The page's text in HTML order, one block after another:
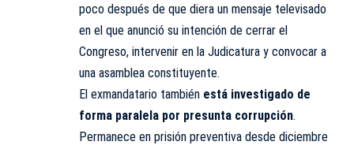
poco después de que diera un mensaje televisado
en el que anunció su intención de cerrar el
Congreso, intervenir en la Judicatura y convocar a
una asamblea constituyente.
El exmandatario también está investigado de
forma paralela por presunta corrupción.
Permanece en prisión preventiva desde diciembre